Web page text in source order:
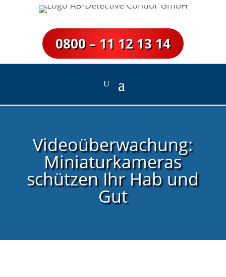
0800 – 11 12 13 14
Videoüberwachung:
Miniaturkameras
schützen Ihr Hab und
Gut